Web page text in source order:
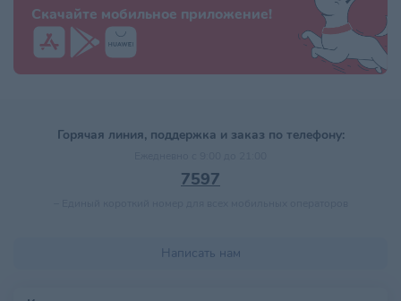
Скачайте мобильное приложение!
Горячая линия, поддержка и заказ по телефону:
7597
Написать нам